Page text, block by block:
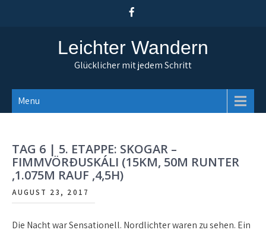
Leichter Wandern
Glücklicher mit jedem Schritt
Menu
TAG 6 | 5. ETAPPE: SKOGAR –
FIMMVÖRÐUSKÁLI (15KM, 50M RUNTER
,1.075M RAUF ,4,5H)
AUGUST 23, 2017
Die Nacht war Sensationell. Nordlichter waren zu sehen. Ein